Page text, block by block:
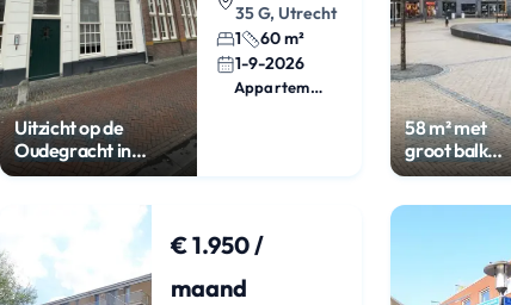
Uitzicht op de
Oudegracht in
hartje Utrecht
35 G, Utrecht
1
60 m²
1-9-2026
Appartement
58 m² met
groot balkon
in Leidsche
€ 1.950 /
maand